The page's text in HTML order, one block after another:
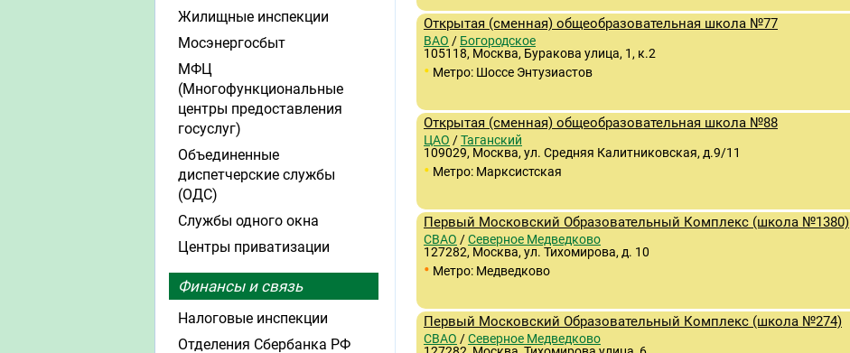
Открытая (сменная) общеобразовательная школа №77
ВАО / Богородское
105118, Москва, Буракова улица, 1, к.2
• Метро: Шоссе Энтузиастов
Открытая (сменная) общеобразовательная школа №88
ЦАО /Таганский
109029, Москва, ул. Средняя Калитниковская, д.9/11
• Метро: Марксистская
Первый Московский Образовательный Комплекс (школа №1380)
СВАО /Северное Медведково
127282, Москва, ул. Тихомирова, д. 10
• Метро: Медведково
Первый Московский Образовательный Комплекс (школа №274)
СВАО /Северное Медведково
Жилищные инспекции
Мосэнергосбыт
МФЦ
(Многофункциональные
центры предоставления
госуслуг)
Объединенные
диспетчерские службы
(ОДС)
Службы одного окна
Центры приватизации
Финансы и связь
Налоговые инспекции
Отделения Сбербанка РФ